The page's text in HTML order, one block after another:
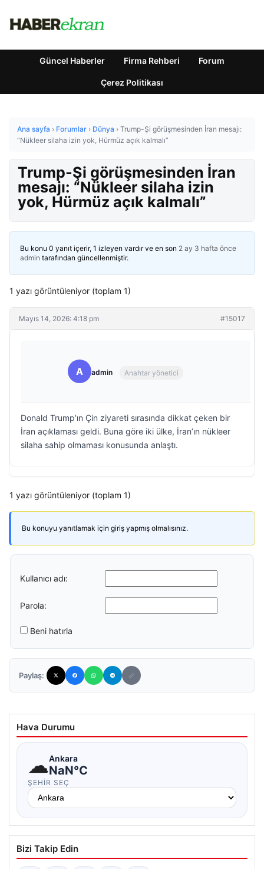
Güncel Haberler Firma Rehberi Forum
Çerez Politikası
Ana sayfa › Forumlar › Dünya › Trump-Şi görüşmesinden İran mesajı:
“Nükleer silaha izin yok, Hürmüz açık kalmalı”
Trump-Şi görüşmesinden İran
mesajı: “Nükleer silaha izin
yok, Hürmüz açık kalmalı”
Bu konu 0 yanıt içerir, 1 izleyen vardır ve en son 2 ay 3 hafta önce
admin tarafından güncellenmiştir.
1 yazı görüntüleniyor (toplam 1)
Mayıs 14, 2026: 4:18 pm #15017
A admin Anahtar yönetici
Donald Trump’ın Çin ziyareti sırasında dikkat çeken bir
İran açıklaması geldi. Buna göre iki ülke, İran’ın nükleer
silaha sahip olmaması konusunda anlaştı.
1 yazı görüntüleniyor (toplam 1)
Bu konuyu yanıtlamak için giriş yapmış olmalısınız.
Kullanıcı adı:
Parola:
Beni hatırla
Paylaş:
Hava Durumu
☁Ankara
NaN°C
ŞEHIR SEÇ
Bizi Takip Edin